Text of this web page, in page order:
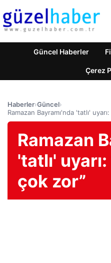
Güncel Haberler
Çerez
Haberler›Güncel›
Ramazan Bayramı'nda 'tatlı'
Ramazan
'tatlı'
çok zor”